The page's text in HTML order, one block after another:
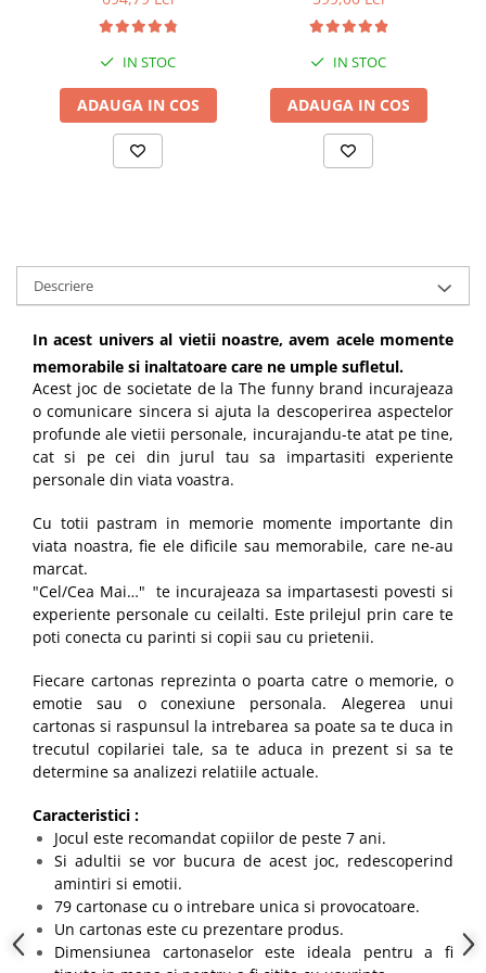
IN STOC
ADAUGA IN COS
IN STOC
ADAUGA IN COS
Descriere
In acest univers al vietii noastre, avem acele momente
memorabile si inaltatoare care ne umple sufletul.
Acest joc de societate de la The funny brand incurajeaza
o comunicare sincera si ajuta la descoperirea aspectelor
profunde ale vietii personale, incurajandu-te atat pe tine,
cat si pe cei din jurul tau sa impartasiti experiente
personale din viata voastra.
Cu totii pastram in memorie momente importante din
viata noastra, fie ele dificile sau memorabile, care ne-au
marcat.
"Cel/Cea Mai…" te incurajeaza sa impartasesti povesti si
experiente personale cu ceilalti. Este prilejul prin care te
poti conecta cu parinti si copii sau cu prietenii.
Fiecare cartonas reprezinta o poarta catre o memorie, o
emotie sau o conexiune personala. Alegerea unui
cartonas si raspunsul la intrebarea sa poate sa te duca in
trecutul copilariei tale, sa te aduca in prezent si sa te
determine sa analizezi relatiile actuale.
Caracteristici :
Jocul este recomandat copiilor de peste 7 ani.
Si adultii se vor bucura de acest joc, redescoperind
amintiri si emotii.
79 cartonase cu o intrebare unica si provocatoare.
Un cartonas este cu prezentare produs.
Dimensiunea cartonaselor este ideala pentru a fi